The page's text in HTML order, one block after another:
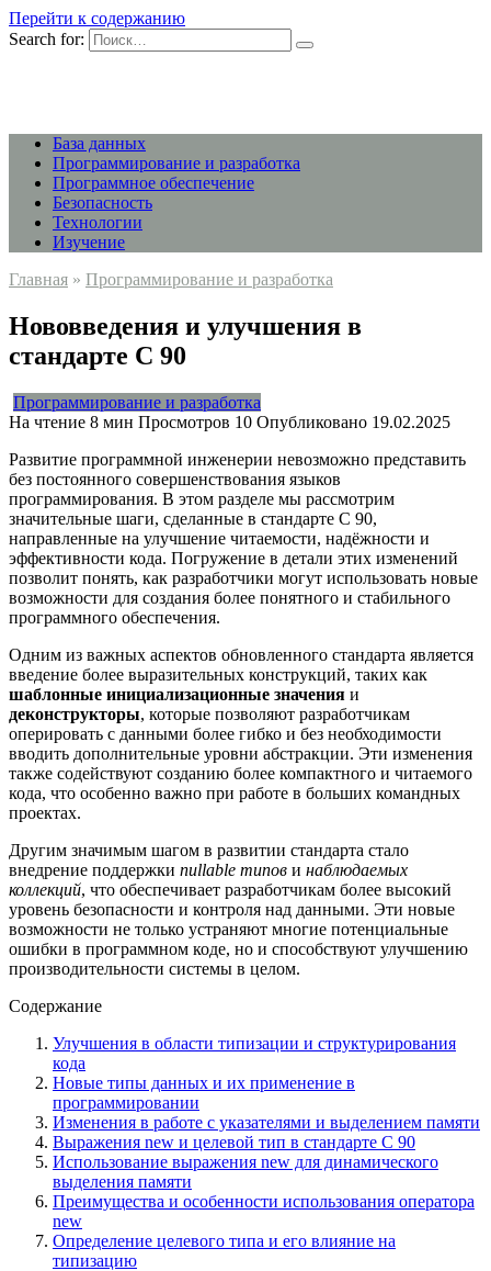
Перейти к содержанию
Search for:
База данных
Программирование и разработка
Программное обеспечение
Безопасность
Технологии
Изучение
Главная » Программирование и разработка
Нововведения и улучшения в
стандарте C 90
Программирование и разработка
На чтение 8 мин Просмотров 10 Опубликовано 19.02.2025
Развитие программной инженерии невозможно представить
без постоянного совершенствования языков
программирования. В этом разделе мы рассмотрим
значительные шаги, сделанные в стандарте C 90,
направленные на улучшение читаемости, надёжности и
эффективности кода. Погружение в детали этих изменений
позволит понять, как разработчики могут использовать новые
возможности для создания более понятного и стабильного
программного обеспечения.
Одним из важных аспектов обновленного стандарта является
введение более выразительных конструкций, таких как
шаблонные инициализационные значения и
деконструкторы, которые позволяют разработчикам
оперировать с данными более гибко и без необходимости
вводить дополнительные уровни абстракции. Эти изменения
также содействуют созданию более компактного и читаемого
кода, что особенно важно при работе в больших командных
проектах.
Другим значимым шагом в развитии стандарта стало
внедрение поддержки nullable типов и наблюдаемых
коллекций, что обеспечивает разработчикам более высокий
уровень безопасности и контроля над данными. Эти новые
возможности не только устраняют многие потенциальные
ошибки в программном коде, но и способствуют улучшению
производительности системы в целом.
Содержание
Улучшения в области типизации и структурирования
кода
Новые типы данных и их применение в
программировании
Изменения в работе с указателями и выделением памяти
Выражения new и целевой тип в стандарте C 90
Использование выражения new для динамического
выделения памяти
Преимущества и особенности использования оператора
new
Определение целевого типа и его влияние на
типизацию